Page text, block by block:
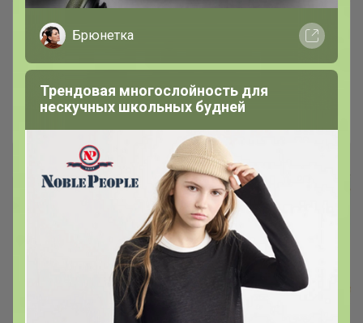
Комфортное тепло от Conte
С добавлением ангоровой пряжи
Широкая резинка
Ботаника
Брюнетка
Трендовая многослойность для
нескучных школьных будней